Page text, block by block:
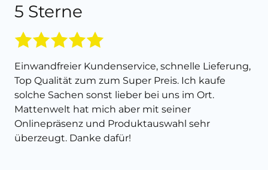
5 Sterne
Einwandfreier Kundenservice, schnelle Lieferung,
Top Qualität zum zum Super Preis. Ich kaufe
solche Sachen sonst lieber bei uns im Ort.
Mattenwelt hat mich aber mit seiner
Onlinepräsenz und Produktauswahl sehr
überzeugt. Danke dafür!